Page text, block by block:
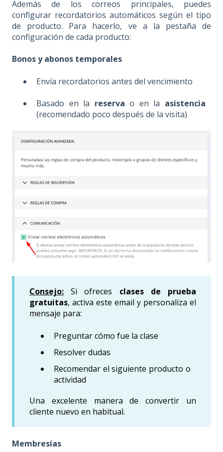
Además de los correos principales, puedes
configurar recordatorios automáticos según el tipo
de producto. Para hacerlo, ve a la pestaña de
configuración de cada producto:
Bonos y abonos temporales
Envía recordatorios antes del vencimiento
Basado en la reserva o en la asistencia
(recomendado poco después de la visita)
Consejo: Si ofreces clases de prueba
gratuitas, activa este email y personaliza el
mensaje para:
Preguntar cómo fue la clase
Resolver dudas
Recomendar el siguiente producto o
actividad
Una excelente manera de convertir un
cliente nuevo en habitual.
Membresías